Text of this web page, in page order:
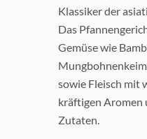
Klassiker der
Das
Gemüse wie
sowie Fleisch mit
kräftigen Aromen
Zutaten.